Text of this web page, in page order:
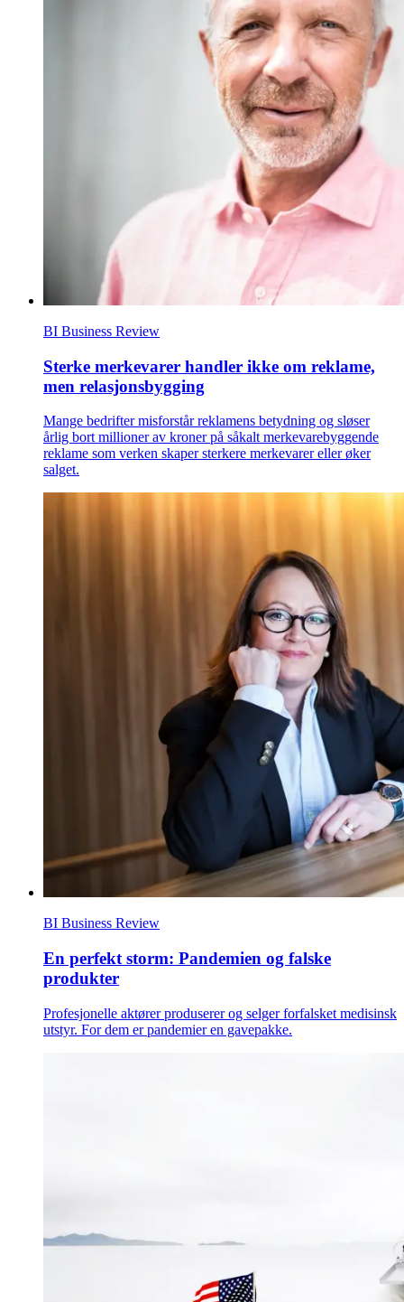
BI Business Review
Sterke merkevarer handler ikke om reklame,
men relasjonsbygging
Mange bedrifter misforstår reklamens betydning og sløser
årlig bort millioner av kroner på såkalt merkevarebyggende
reklame som verken skaper sterkere merkevarer eller øker
salget.
BI Business Review
En perfekt storm: Pandemien og falske
produkter
Profesjonelle aktører produserer og selger forfalsket medisinsk
utstyr. For dem er pandemier en gavepakke.